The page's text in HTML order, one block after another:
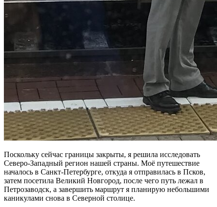
Поскольку сейчас границы закрыты, я решила исследовать
Северо-Западный регион нашей страны. Моё путешествие
началось в Санкт-Петербурге, откуда я отправилась в Псков,
затем посетила Великий Новгород, после чего путь лежал в
Петрозаводск, а завершить маршрут я планирую небольшими
каникулами снова в Северной столице.